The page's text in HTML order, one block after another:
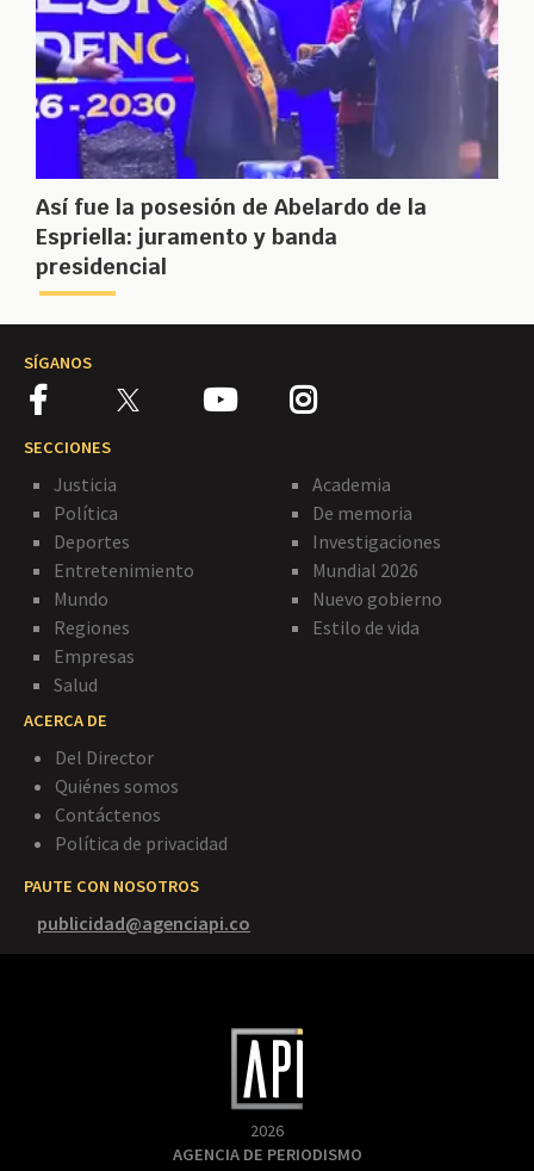
Así fue la posesión de Abelardo de la
Espriella: juramento y banda
presidencial
SÍGANOS
SECCIONES
Justicia
Política
Deportes
Entretenimiento
Mundo
Regiones
Empresas
Salud
Academia
De memoria
Investigaciones
Mundial 2026
Nuevo gobierno
Estilo de vida
ACERCA DE
Del Director
Quiénes somos
Contáctenos
Política de privacidad
PAUTE CON NOSOTROS
publicidad@agenciapi.co
2026
AGENCIA DE PERIODISMO